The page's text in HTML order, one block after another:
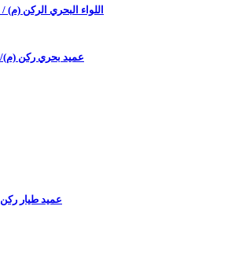
اللواء البحري الركن (م)
عميد بحري ركن
عميد طيار